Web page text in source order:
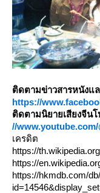
ติดตามข่าวสารหนังแ
https://
ติดตามนิยายเสียงจีน
//
เครดิต
https://
https://
https://hkmdb.com/